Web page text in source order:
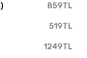
859TL
519TL
1249TL